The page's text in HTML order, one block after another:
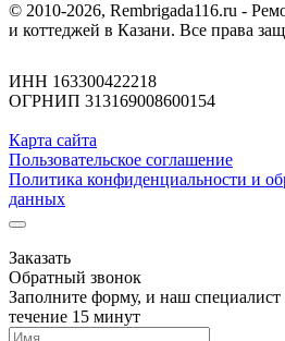
© 2010-2026, Rembrigada116.ru -
и коттеджей в Казани. Все права
ИНН 163300422218
ОГРНИП 313169008600154
Карта сайта
Пользовательское соглашение
Политика конфиденциальности и
данных
Заказать
Обратный звонок
Заполните форму, и наш специалист
течение 15 минут